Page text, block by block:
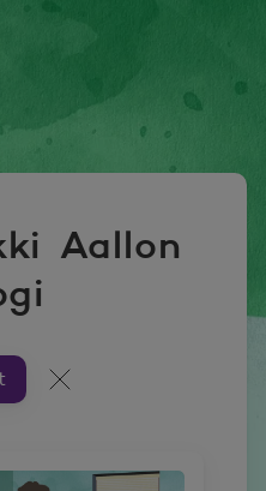
Aallon
###Kaikki artikkelit